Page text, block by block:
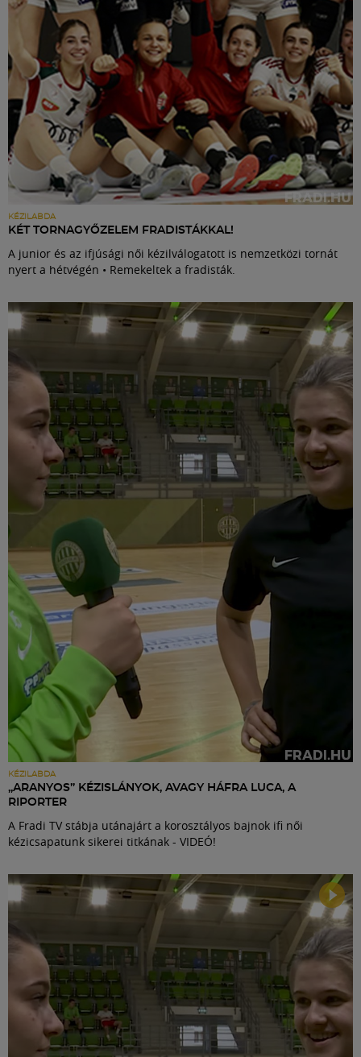
KÉZILABDA
KÉT TORNAGYŐZELEM FRADISTÁKKAL!
A junior és az ifjúsági női kézilválogatott is nemzetközi tornát
nyert a hétvégén • Remekeltek a fradisták.
KÉZILABDA
„ARANYOS” KÉZISLÁNYOK, AVAGY HÁFRA LUCA, A
RIPORTER
A Fradi TV stábja utánajárt a korosztályos bajnok ifi női
kézicsapatunk sikerei titkának - VIDEÓ!